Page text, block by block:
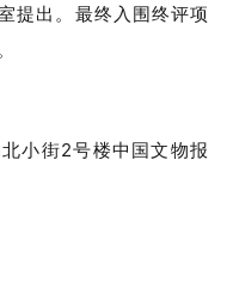
提出。最终入围终评项
小街2号楼中国文物报